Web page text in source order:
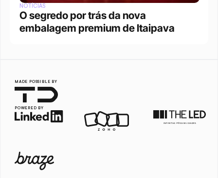
NOTÍCIAS
O segredo por trás da nova
embalagem premium de Itaipava
MADE POSSIBLE BY
POWERED BY